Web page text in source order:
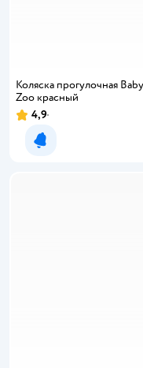
Коляска прогулочная
Zoo красный
4,9
Уведомить о появлении